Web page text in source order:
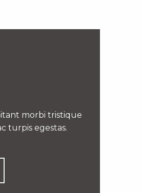
morbi tristique
turpis egestas.